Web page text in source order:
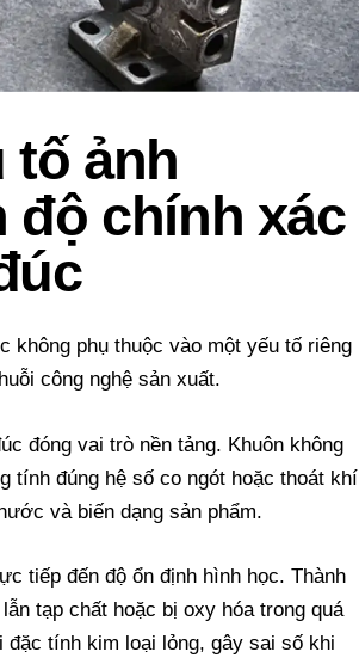
tố ảnh
chính xác
không phụ thuộc vào một yếu tố riêng
công nghệ sản xuất.
đóng vai trò nền tảng. Khuôn không
tính đúng hệ số co ngót hoặc thoát khí
và biến dạng sản phẩm.
tiếp đến độ ổn định hình học. Thành
lẫn tạp chất hoặc bịoxy hóatrong quá
đặc tính kim loại lỏng, gây sai số khi